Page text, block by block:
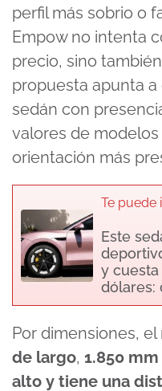
perfil más sobrio o
Empow no intenta
precio, sino
propuesta apunta
sedán con
valores de
orientación más
Te puede
Este
y
dólares:
Por dimensiones,
de largo, 1.850
alto y tiene una